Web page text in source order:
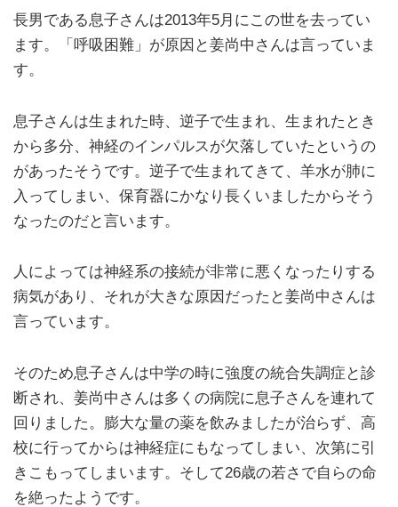
長男である息子さんは2013年5月にこの世を去ってい
ます。「呼吸困難」が原因と姜尚中さんは言っていま
す。
息子さんは生まれた時、逆子で生まれ、生まれたとき
から多分、神経のインパルスが欠落していたというの
があったそうです。逆子で生まれてきて、羊水が肺に
入ってしまい、保育器にかなり長くいましたからそう
なったのだと言います。
人によっては神経系の接続が非常に悪くなったりする
病気があり、それが大きな原因だったと姜尚中さんは
言っています。
そのため息子さんは中学の時に強度の統合失調症と診
断され、姜尚中さんは多くの病院に息子さんを連れて
回りました。膨大な量の薬を飲みましたが治らず、高
校に行ってからは神経症にもなってしまい、次第に引
きこもってしまいます。そして26歳の若さで自らの命
を絶ったようです。